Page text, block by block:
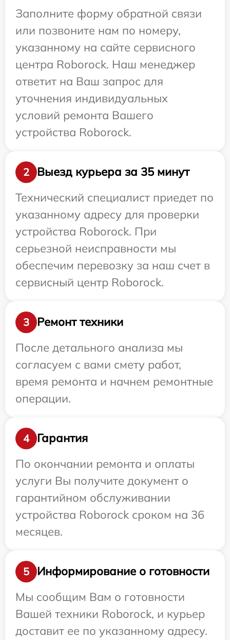
Заполните форму обратной связи
или позвоните нам по номеру,
указанному на сайте сервисного
центра Roborock. Наш менеджер
ответит на Ваш запрос для
уточнения индивидуальных
условий ремонта Вашего
устройства Roborock.
2
Выезд курьера за 35 минут
Технический специалист приедет по
указанному адресу для проверки
устройства Roborock. При
серьезной неисправности мы
обеспечим перевозку за наш счет в
сервисный центр Roborock.
3
Ремонт техники
После детального анализа мы
согласуем с вами смету работ,
время ремонта и начнем ремонтные
операции.
4
Гарантия
По окончании ремонта и оплаты
услуги Вы получите документ о
гарантийном обслуживании
устройства Roborock сроком на 36
месяцев.
5
Информирование о готовности
Мы сообщим Вам о готовности
Вашей техники Roborock, и курьер
доставит ее по указанному адресу.